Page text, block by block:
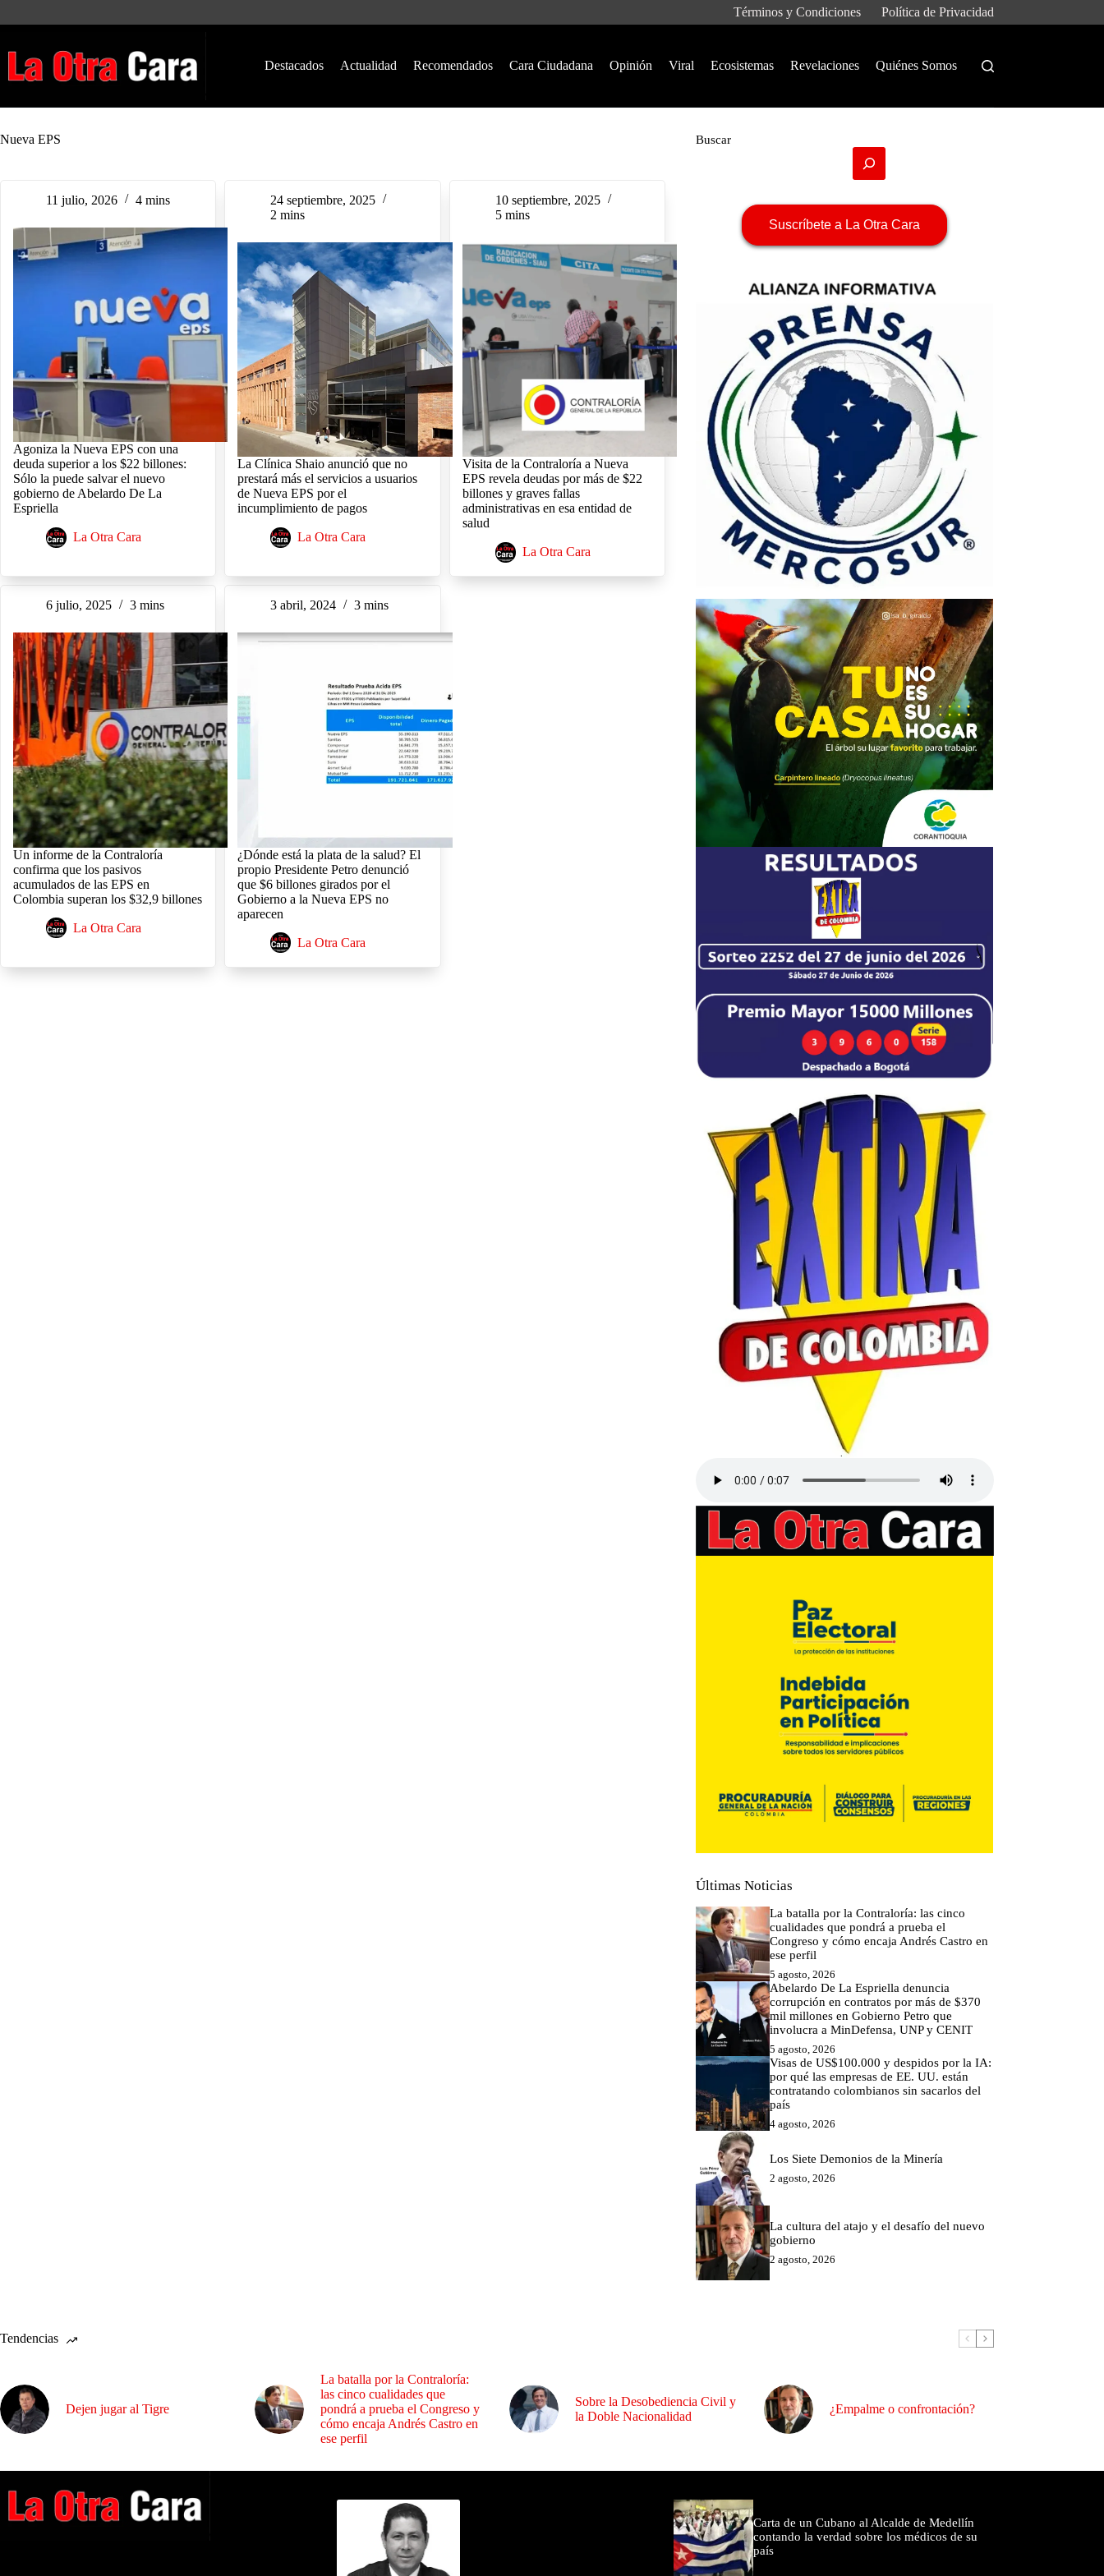
Términos y Condiciones Política de Privacidad
Destacados Actualidad Recomendados Cara Ciudadana Opinión Viral Ecosistemas Revelaciones Quiénes Somos
Nueva EPS
11 julio, 2026 4 mins
Agoniza la Nueva EPS con una
deuda superior a los $22 billones:
Sólo la puede salvar el nuevo
gobierno de Abelardo De La
Espriella
La Otra Cara
24 septiembre, 2025
2 mins
La Clínica Shaio anunció que no
prestará más el servicios a usuarios
de Nueva EPS por el
incumplimiento de pagos
La Otra Cara
10 septiembre, 2025
5 mins
Visita de la Contraloría a Nueva
EPS revela deudas por más de $22
billones y graves fallas
administrativas en esa entidad de
salud
La Otra Cara
6 julio, 2025 3 mins
Un informe de la Contraloría
confirma que los pasivos
acumulados de las EPS en
Colombia superan los $32,9 billones
La Otra Cara
3 abril, 2024 3 mins
¿Dónde está la plata de la salud? El
propio Presidente Petro denunció
que $6 billones girados por el
Gobierno a la Nueva EPS no
aparecen
La Otra Cara
Buscar
Suscríbete a La Otra Cara
Últimas Noticias
La batalla por la Contraloría: las cinco
cualidades que pondrá a prueba el
Congreso y cómo encaja Andrés Castro en
ese perfil
5 agosto, 2026
Abelardo De La Espriella denuncia
corrupción en contratos por más de $370
mil millones en Gobierno Petro que
involucra a MinDefensa, UNP y CENIT
5 agosto, 2026
Visas de US$100.000 y despidos por la IA:
por qué las empresas de EE. UU. están
contratando colombianos sin sacarlos del
país
4 agosto, 2026
Los Siete Demonios de la Minería
2 agosto, 2026
La cultura del atajo y el desafío del nuevo
gobierno
2 agosto, 2026
Tendencias
Dejen jugar al Tigre
La batalla por la Contraloría:
las cinco cualidades que
pondrá a prueba el Congreso y
cómo encaja Andrés Castro en
ese perfil
Sobre la Desobediencia Civil y
la Doble Nacionalidad
¿Empalme o confrontación?
Carta de un Cubano al Alcalde de Medellín
contando la verdad sobre los médicos de su
país